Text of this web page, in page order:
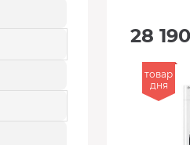
28
товар
дня